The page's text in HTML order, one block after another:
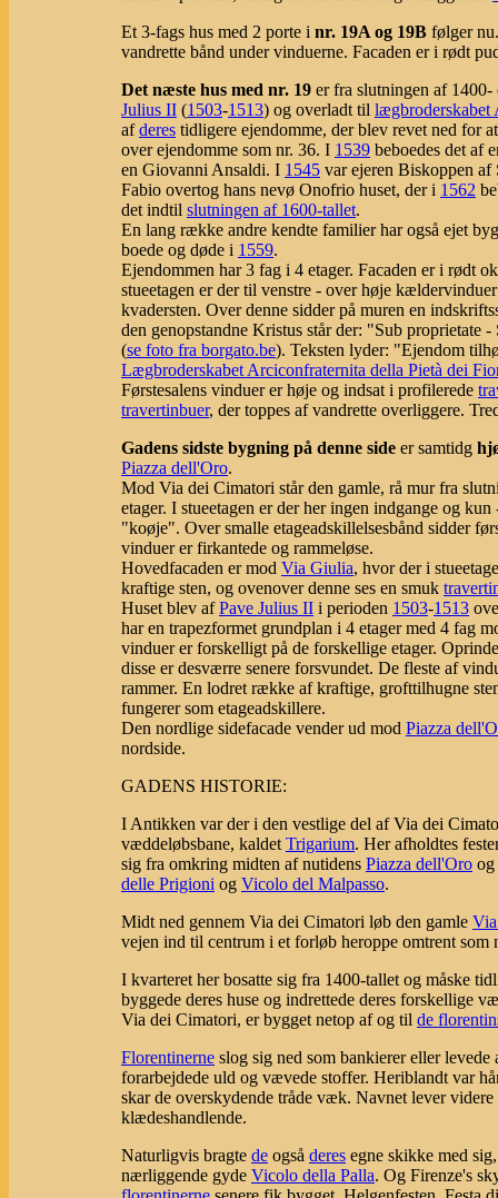
Et 3-fags hus med 2 porte i nr. 19A og 19B følger
vandrette bånd under vinduerne. Facaden er i rødt
Det næste hus med nr. 19 er fra slutningen af
Julius II (1503-1513) og overladt til lægbroderskabet
afderes tidligere ejendomme, der blev revet ned for
over ejendomme som nr. 36. I 1539 beboedes det af
en Giovanni Ansaldi. I 1545 var ejeren Biskoppen
Fabio overtog hans nevø Onofrio huset, der i 1562
det indtil slutningen af 1600-tallet.
En lang række andre kendte familier har også ejet
boede og døde i 1559.
Ejendommen har 3 fag i 4 etager. Facaden er i rødt
stueetagen er der til venstre - over høje
kvadersten. Over denne sidder på muren en
den genopstandne Kristus står der: "Sub
(se foto fra borgato.be). Teksten lyder: "Ejendom
Lægbroderskabet Arciconfraternita della Pietà dei
Førstesalens vinduer er høje og indsat i profilerede
travertinbuer, der toppes af vandrette overliggere.
Gadens sidste bygning på denne side er samtidg
Piazza dell'Oro.
Mod Via dei Cimatori står den gamle, rå mur fra
etager. I stueetagen er der her ingen indgange og
"koøje". Over smalle etageadskillelsesbånd sidder
vinduer er firkantede og rammeløse.
Hovedfacaden er mod Via Giulia, hvor der i
kraftige sten, og ovenover denne ses en smuk
Huset blev afPave Julius II i perioden 1503-1513
har en trapezformet grundplan i 4 etager med 4 fag
vinduer er forskelligt på de forskellige etager.
disse er desværre senere forsvundet. De fleste af
rammer. En lodret række af kraftige, grofttilhugne
fungerer som etageadskillere.
Den nordlige sidefacade vender ud mod Piazza
nordside.
GADENS HISTORIE:
I Antikken var der i den vestlige del af Via dei
væddeløbsbane, kaldet Trigarium. Her afholdtes
sig fra omkring midten af nutidens Piazza dell'Oro og
delle Prigioni og Vicolo del Malpasso.
Midt ned gennem Via dei Cimatori løb den gamle
vejen ind til centrum i et forløb heroppe omtrent som
I kvarteret her bosatte sig fra 1400-tallet og måske
byggede deres huse og indrettede deres forskellige
Via dei Cimatori, er bygget netop af og til de
Florentinerne slog sig ned som bankierer eller
forarbejdede uld og vævede stoffer. Heriblandt var
skar de overskydende tråde væk. Navnet lever
klædeshandlende.
Naturligvis bragte de også deres egne skikke med
nærliggende gyde Vicolo della Palla. Og Firenze's